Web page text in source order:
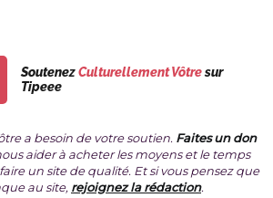
SoutenezCulturellement Vôtresur
Tipeee
a besoin de votre soutien. Faites un don
aider à acheter les moyens et le temps
un site de qualité. Et si vous pensez que
au site, rejoignez la rédaction.